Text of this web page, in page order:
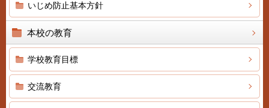
いじめ防止基本方針
本校の教育
学校教育目標
交流教育